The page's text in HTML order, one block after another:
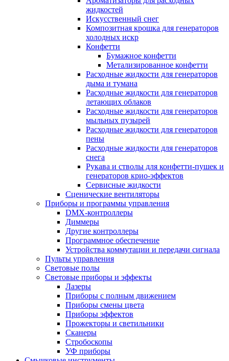
жидкостей
Искусственный снег
Композитная крошка для генераторов
холодных искр
Конфетти
Бумажное конфетти
Метализированное конфетти
Расходные жидкости для генераторов
дыма и тумана
Расходные жидкости для генераторов
летающих облаков
Расходные жидкости для генераторов
мыльных пузырей
Расходные жидкости для генераторов
пены
Расходные жидкости для генераторов
снега
Рукава и стволы для конфетти-пушек и
генераторов крио-эффектов
Сервисные жидкости
Сценические вентиляторы
Приборы и программы управления
DMX-контроллеры
Диммеры
Другие контроллеры
Программное обеспечение
Устройства коммутации и передачи сигнала
Пульты управления
Световые полы
Световые приборы и эффекты
Лазеры
Приборы с полным движением
Приборы смены цвета
Приборы эффектов
Прожекторы и светильники
Сканеры
Стробоскопы
УФ приборы